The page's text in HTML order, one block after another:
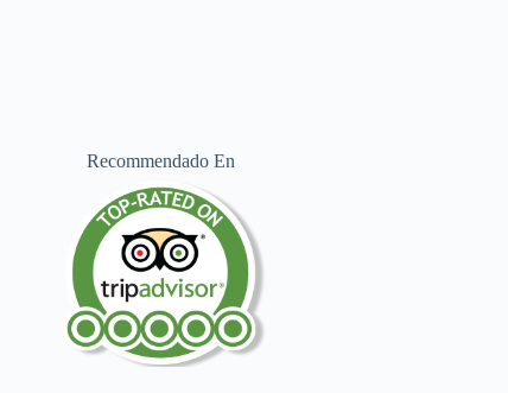
Recommendado En